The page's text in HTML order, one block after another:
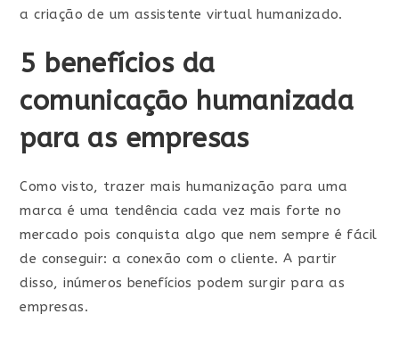
a criação de um assistente virtual humanizado.
5 benefícios da
comunicação humanizada
para as empresas
Como visto, trazer mais humanização para uma
marca é uma tendência cada vez mais forte no
mercado pois conquista algo que nem sempre é fácil
de conseguir: a conexão com o cliente. A partir
disso, inúmeros benefícios podem surgir para as
empresas.